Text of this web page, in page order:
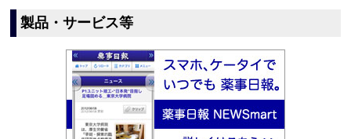
製品・サービス等